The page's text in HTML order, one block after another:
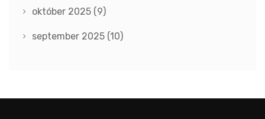
október 2025 (9)
september 2025 (10)